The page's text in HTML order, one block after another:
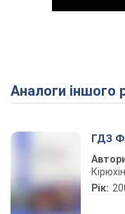
Аналоги іншого
ГДЗ
Рік: